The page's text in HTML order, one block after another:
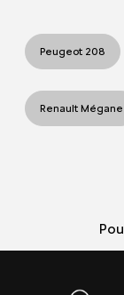
Peugeot 208
Renault Mégane